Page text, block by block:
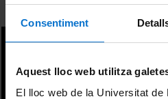
Consentiment
Aquest lloc web utilitza
El lloc web de la Universitat de